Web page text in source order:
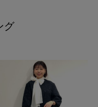
グ